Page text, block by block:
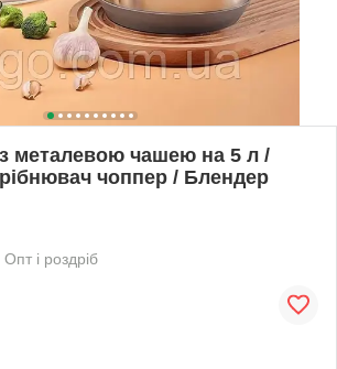
металевою чашею на 5 л /
чоппер / Блендер
Опт і роздріб